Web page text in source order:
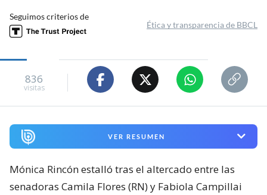
Seguimos criterios de
Ética y transparencia de BBCL
836
visitas
VER RESUMEN
Mónica Rincón estalló tras el altercado entre las
senadoras Camila Flores (RN) y Fabiola Campillai